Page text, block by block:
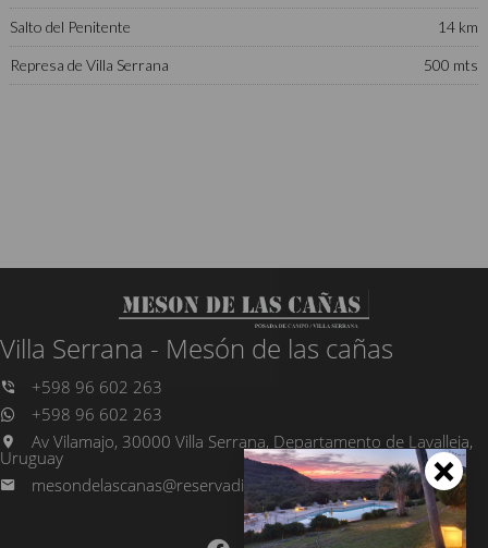
Salto del Penitente 14 km
Represa de Villa Serrana 500 mts
Villa Serrana - Mesón de las cañas
+598 96 602 263
+598 96 602 263
Av Vilamajo, 30000 Villa Serrana, Departamento de Lavalleja,
Uruguay
mesondelascanas@reservadirecto.com